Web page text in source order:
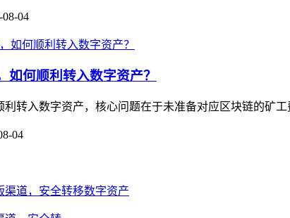
08-04
何顺利转入数字资产？
转入数字资产，核心问题在于未准备对应区块链的矿
04